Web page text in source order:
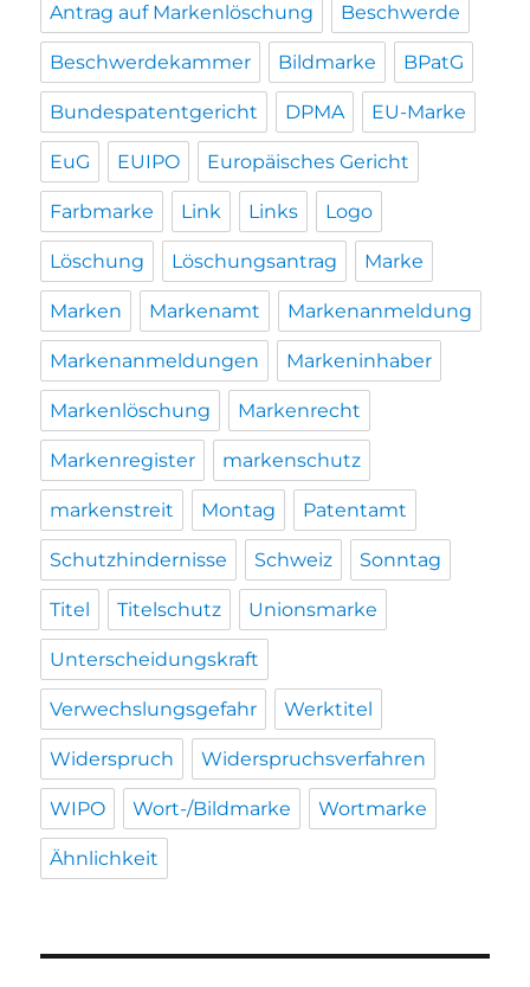
Antrag auf Markenlöschung Beschwerde
Beschwerdekammer Bildmarke BPatG
Bundespatentgericht DPMA EU-Marke
EuG EUIPO Europäisches Gericht
Farbmarke Link Links Logo
Löschung Löschungsantrag Marke
Marken Markenamt Markenanmeldung
Markenanmeldungen Markeninhaber
Markenlöschung Markenrecht
Markenregister markenschutz
markenstreit Montag Patentamt
Schutzhindernisse Schweiz Sonntag
Titel Titelschutz Unionsmarke
Unterscheidungskraft
Verwechslungsgefahr Werktitel
Widerspruch Widerspruchsverfahren
WIPO Wort-/Bildmarke Wortmarke
Ähnlichkeit